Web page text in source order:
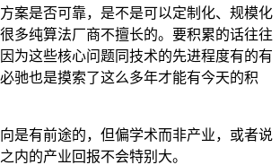
案是否可靠，是不是可以定制化、规模化
多纯算法厂商不擅长的。要积累的话往往
为这些核心问题同技术的先进程度有的有
驰也是摸索了这么多年才能有今天的积
有前途的，但偏学术而非产业，或者说
内的产业回报不会特别大。